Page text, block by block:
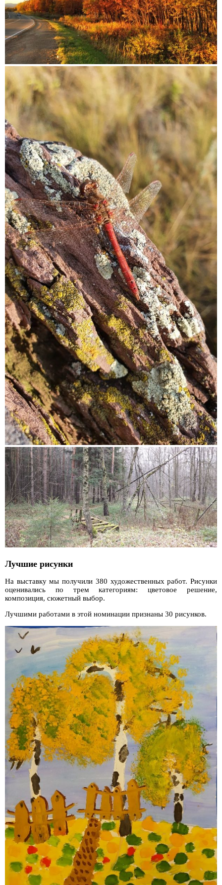
Лучшие рисунки
На выставку мы получили 380 художественных работ. Рисунки
оценивались по трем категориям: цветовое решение,
композиция, сюжетный выбор.
Лучшими работами в этой номинации признаны 30 рисунков.